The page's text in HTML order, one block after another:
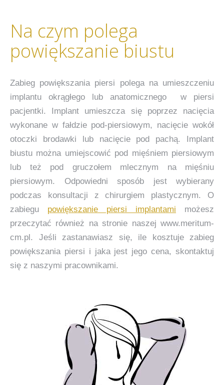
Na czym polega
powiększanie biustu
Zabieg powiększania piersi polega na umieszczeniu
implantu okrągłego lub anatomicznego w piersi
pacjentki. Implant umieszcza się poprzez nacięcia
wykonane w fałdzie pod-piersiowym, nacięcie wokół
otoczki brodawki lub nacięcie pod pachą. Implant
biustu można umiejscowić pod mięśniem piersiowym
lub też pod gruczołem mlecznym na mięśniu
piersiowym. Odpowiedni sposób jest wybierany
podczas konsultacji z chirurgiem plastycznym. O
zabiegu powiększanie piersi implantami możesz
przeczytać również na stronie naszej www.meritum-
cm.pl. Jeśli zastanawiasz się, ile kosztuje zabieg
powiększania piersi i jaka jest jego cena, skontaktuj
się z naszymi pracownikami.